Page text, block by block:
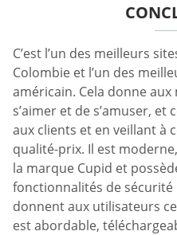
C’est l’un des meilleurs
Colombie et l’un des
américain. Cela donne
s’aimer et de s’amuser,
aux clients et en veillant à
qualité-prix. Il est
la marque Cupid et
fonctionnalités de
donnent aux utilisateurs
est abordable,